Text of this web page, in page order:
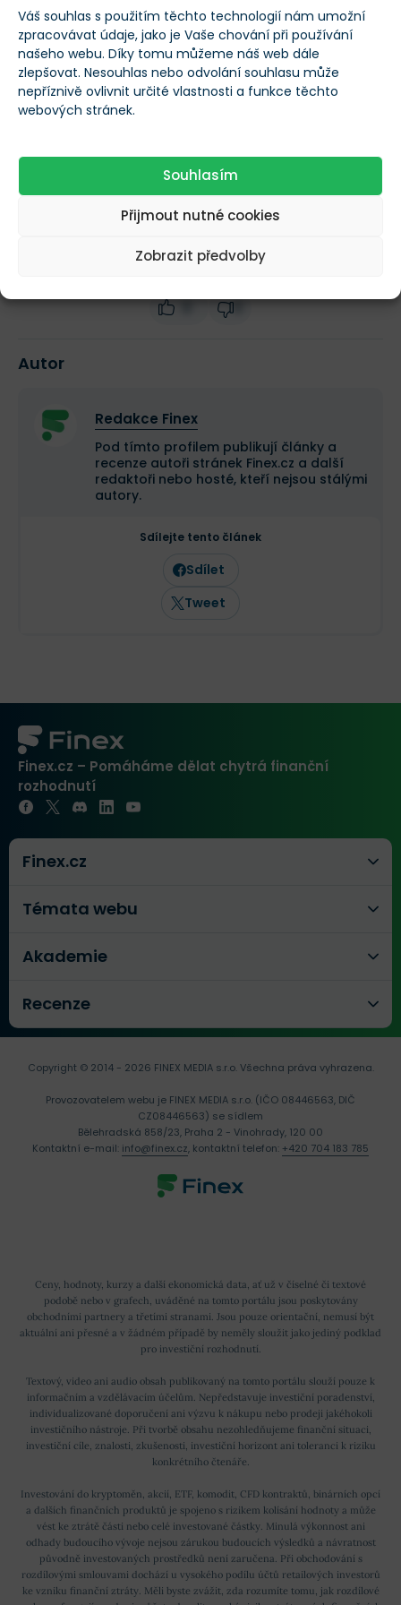
Váš souhlas s použitím těchto technologií nám umožní
zpracovávat údaje, jako je Vaše chování při používání
našeho webu. Díky tomu můžeme náš web dále
zlepšovat. Nesouhlas nebo odvolání souhlasu může
nepříznivě ovlivnit určité vlastnosti a funkce těchto
webových stránek.
Souhlasím
Přijmout nutné cookies
Zobrazit předvolby
Nenápadný evropský gigant zvyšuje
dividendu už 25 let. Je akcie po propadu
konečně levná?
VLADIMÍR RŮŽIČKA- PŘED 2 DNY
Další novinky
Více informací o NZD/DKK
Autor
Redakce Finex
Pod tímto profilem publikují články a
recenze autoři stránek Finex.cz a další
redaktoři nebo hosté, kteří nejsou stálými
autory.
Sdílejte tento článek
Sdílet
Tweet
Finex.cz – Pomáháme dělat chytrá finanční
rozhodnutí
Finex.cz
Témata webu
Akademie
Recenze
Ceny, hodnoty, kurzy a další ekonomická data, ať už v číselné či textové
podobě nebo v grafech, uváděné na tomto portálu jsou poskytovány
obchodními partnery a třetími stranami. Jsou pouze orientační, nemusí být
aktuální ani přesné a v žádném případě by neměly sloužit jako jediný podklad
pro investiční rozhodnutí.
Textový, video ani audio obsah publikovaný na tomto portálu slouží pouze k
informačním a vzdělávacím účelům. Nepředstavuje investiční poradenství,
individualizované doporučení ani výzvu k nákupu nebo prodeji jakéhokoli
investičního nástroje. Při tvorbě obsahu nezohledňujeme finanční situaci,
investiční cíle, znalosti, zkušenosti, investiční horizont ani toleranci k riziku
konkrétního čtenáře.
Investování do kryptoměn, akcií, ETF, komodit, CFD kontraktů, binárních opcí
a dalších finančních produktů je spojeno s rizikem kolísání hodnoty a může
vést ke ztrátě části nebo celé investované částky. Minulá výkonnost ani
odhady budoucího vývoje nejsou zárukou budoucích výsledků a návratnost
původně investovaných prostředků není zaručena. Při obchodování s
rozdílovými smlouvami dochází u vysokého podílu účtů retailových investorů
ke vzniku finanční ztráty. Měli byste zvážit, zda rozumíte tomu, jak rozdílové
Copyright © 2014 - 2026 FINEX MEDIA s.r.o.Všechna práva vyhrazena.
Provozovatelem webu je FINEX MEDIA s.r.o. (IČO 08446563, DIČ
CZ08446563) se sídlem
Bělehradská 858/23, Praha 2 - Vinohrady, 120 00
Kontaktní e-mail: info@finex.cz, kontaktní telefon: +420 704 183 785